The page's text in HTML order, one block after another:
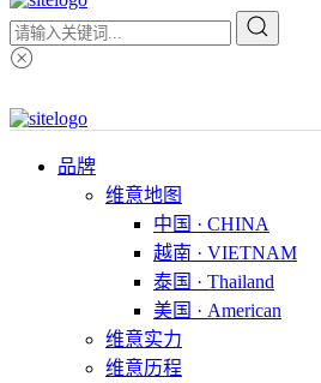
品牌
维意地图
中国 · CHINA
越南 · VIETNAM
泰国 · Thailand
美国 · American
维意实力
维意历程